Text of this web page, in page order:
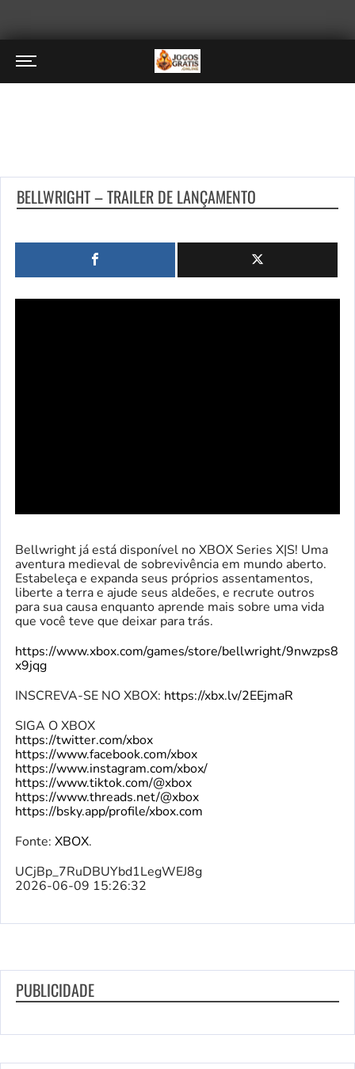
BELLWRIGHT – TRAILER DE LANÇAMENTO
Bellwright já está disponível no XBOX Series X|S! Uma
aventura medieval de sobrevivência em mundo aberto.
Estabeleça e expanda seus próprios assentamentos,
liberte a terra e ajude seus aldeões, e recrute outros
para sua causa enquanto aprende mais sobre uma vida
que você teve que deixar para trás.
https://www.xbox.com/games/store/bellwright/9nwzps8
x9jqg
INSCREVA-SE NO XBOX: https://xbx.lv/2EEjmaR
SIGA O XBOX
https://twitter.com/xbox
https://www.facebook.com/xbox
https://www.instagram.com/xbox/
https://www.tiktok.com/@xbox
https://www.threads.net/@xbox
https://bsky.app/profile/xbox.com
Fonte: XBOX.
UCjBp_7RuDBUYbd1LegWEJ8g
2026-06-09 15:26:32
PUBLICIDADE